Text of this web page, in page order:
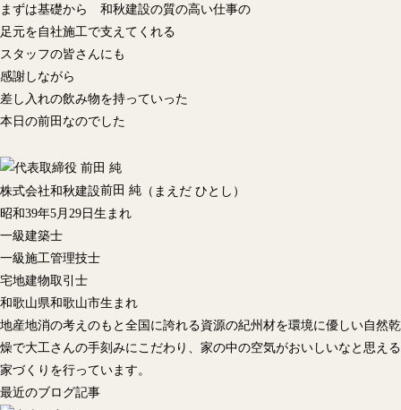
まずは基礎から 和秋建設の質の高い仕事の
足元を自社施工で支えてくれる
スタッフの皆さんにも
感謝しながら
差し入れの飲み物を持っていった
本日の前田なのでした
株式会社和秋建設前田 純 （まえだ ひとし）
昭和39年5月29日生まれ
一級建築士
一級施工管理技士
宅地建物取引士
和歌山県和歌山市生まれ
地産地消の考えのもと全国に誇れる資源の紀州材を環境に優しい自然乾
燥で大工さんの手刻みにこだわり、家の中の空気がおいしいなと思える
家づくりを行っています。
最近のブログ記事